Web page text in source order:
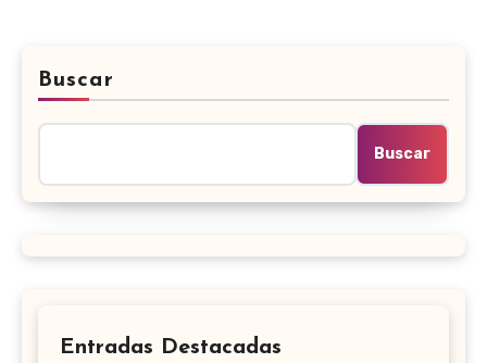
Buscar
Buscar
Entradas Destacadas